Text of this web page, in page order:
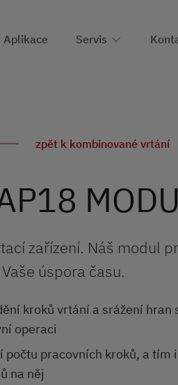
Aplikace Servis
zpět k kombinované vrtání
zařízení. Náš modul
úspora času.
kroků vrtání a srážení hran
operaci
počtu pracovních kroků, a tím
na něj